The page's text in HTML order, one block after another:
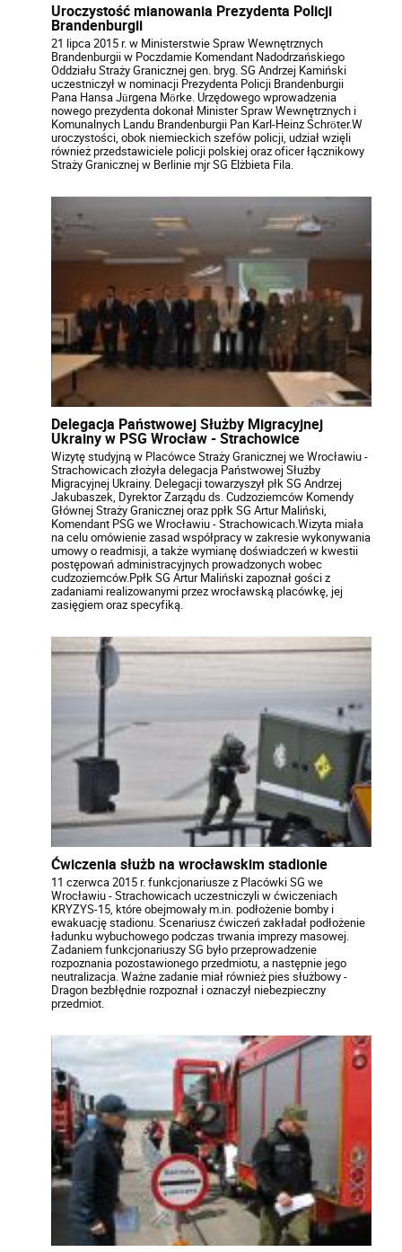
Uroczystość mianowania Prezydenta Policji
Brandenburgii
21 lipca 2015 r. w Ministerstwie Spraw Wewnętrznych
Brandenburgii w Poczdamie Komendant Nadodrzańskiego
Oddziału Straży Granicznej gen. bryg. SG Andrzej Kamiński
uczestniczył w nominacji Prezydenta Policji Brandenburgii
Pana Hansa Jürgena Mörke. Urzędowego wprowadzenia
nowego prezydenta dokonał Minister Spraw Wewnętrznych i
Komunalnych Landu Brandenburgii Pan Karl-Heinz Schröter.W
uroczystości, obok niemieckich szefów policji, udział wzięli
również przedstawiciele policji polskiej oraz oficer łącznikowy
Straży Granicznej w Berlinie mjr SG Elżbieta Fila.
Delegacja Państwowej Służby Migracyjnej
Ukrainy w PSG Wrocław - Strachowice
Wizytę studyjną w Placówce Straży Granicznej we Wrocławiu -
Strachowicach złożyła delegacja Państwowej Służby
Migracyjnej Ukrainy. Delegacji towarzyszył płk SG Andrzej
Jakubaszek, Dyrektor Zarządu ds. Cudzoziemców Komendy
Głównej Straży Granicznej oraz ppłk SG Artur Maliński,
Komendant PSG we Wrocławiu - Strachowicach.Wizyta miała
na celu omówienie zasad współpracy w zakresie wykonywania
umowy o readmisji, a także wymianę doświadczeń w kwestii
postępowań administracyjnych prowadzonych wobec
cudzoziemców.Ppłk SG Artur Maliński zapoznał gości z
zadaniami realizowanymi przez wrocławską placówkę, jej
zasięgiem oraz specyfiką.
Ćwiczenia służb na wrocławskim stadionie
11 czerwca 2015 r. funkcjonariusze z Placówki SG we
Wrocławiu - Strachowicach uczestniczyli w ćwiczeniach
KRYZYS-15, które obejmowały m.in. podłożenie bomby i
ewakuację stadionu. Scenariusz ćwiczeń zakładał podłożenie
ładunku wybuchowego podczas trwania imprezy masowej.
Zadaniem funkcjonariuszy SG było przeprowadzenie
rozpoznania pozostawionego przedmiotu, a następnie jego
neutralizacja. Ważne zadanie miał również pies służbowy -
Dragon bezbłędnie rozpoznał i oznaczył niebezpieczny
przedmiot.